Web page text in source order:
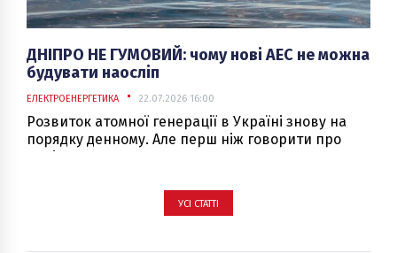
ДНІПРО НЕ ГУМОВИЙ: чому нові АЕС не можна
будувати наосліп
ЕЛЕКТРОЕНЕРГЕТИКА 22.07.2026 16:00
Розвиток атомної генерації в Україні знову на
порядку денному. Але перш ніж говорити про
нові блоки, варто пригадати, що про це вже
тих застережень актуальні дотепер.
УСІ СТАТТІ